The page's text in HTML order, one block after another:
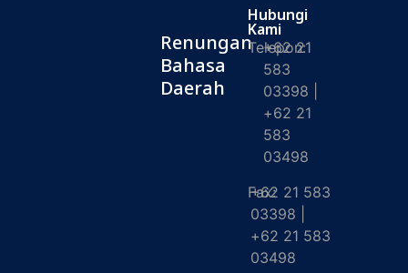
Renungan
Bahasa
Daerah
Hubungi
Kami
Telepon:
+62 21
583
03398 |
+62 21
583
03498
Fax:
+62 21 583
03398 |
+62 21 583
03498